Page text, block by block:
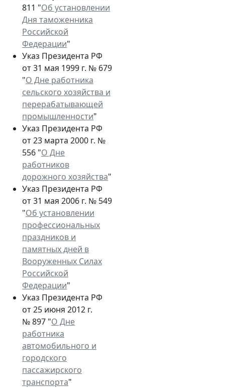
811 "Об установлении
Дня таможенника
Российской
Федерации"
Указ Президента РФ
от 31 мая 1999 г. № 679
"О Дне работника
сельского хозяйства и
перерабатывающей
промышленности"
Указ Президента РФ
от 23 марта 2000 г. №
556 "О Дне
работников
дорожного хозяйства"
Указ Президента РФ
от 31 мая 2006 г. № 549
"Об установлении
профессиональных
праздников и
памятных дней в
Вооруженных Силах
Российской
Федерации"
Указ Президента РФ
от 25 июня 2012 г.
№ 897 "О Дне
работника
автомобильного и
городского
пассажирского
транспорта"